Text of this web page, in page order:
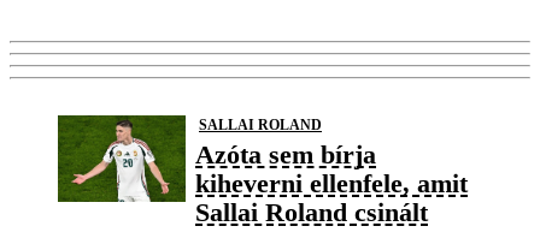
SALLAI ROLAND
Azóta sem bírja
kiheverni ellenfele, amit
Sallai Roland csinált